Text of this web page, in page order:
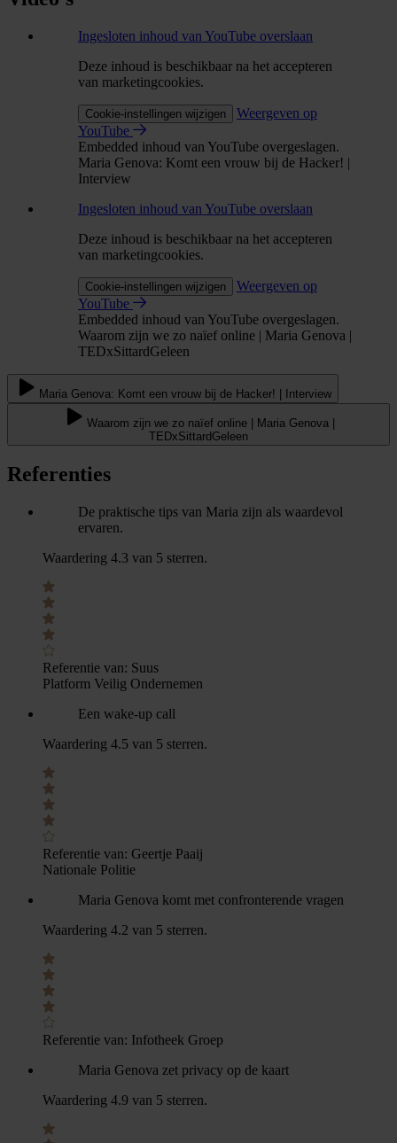
Ingesloten inhoud van YouTube overslaan
Deze inhoud is beschikbaar na het accepteren
van marketingcookies.
Cookie-instellingen wijzigen
Weergeven op
YouTube
Embedded inhoud van YouTube overgeslagen.
Maria Genova: Komt een vrouw bij de Hacker! |
Interview
Ingesloten inhoud van YouTube overslaan
Deze inhoud is beschikbaar na het accepteren
van marketingcookies.
Cookie-instellingen wijzigen
Weergeven op
YouTube
Embedded inhoud van YouTube overgeslagen.
Waarom zijn we zo naïef online | Maria Genova |
TEDxSittardGeleen
Maria Genova: Komt een vrouw bij de Hacker! | Interview
Waarom zijn we zo naïef online | Maria Genova |
TEDxSittardGeleen
Referenties
De praktische tips van Maria zijn als waardevol
ervaren.
Waardering 4.3 van 5 sterren.
Referentie van: Suus
Platform Veilig Ondernemen
Een wake-up call
Waardering 4.5 van 5 sterren.
Referentie van: Geertje Paaij
Nationale Politie
Maria Genova komt met confronterende vragen
Waardering 4.2 van 5 sterren.
Referentie van: Infotheek Groep
Maria Genova zet privacy op de kaart
Waardering 4.9 van 5 sterren.